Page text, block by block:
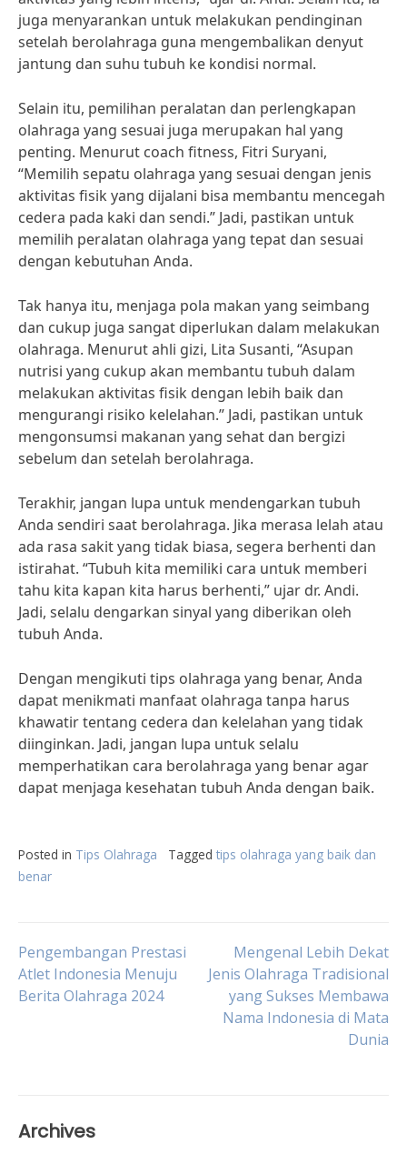
juga menyarankan untuk melakukan pendinginan
setelah berolahraga guna mengembalikan denyut
jantung dan suhu tubuh ke kondisi normal.
Selain itu, pemilihan peralatan dan perlengkapan
olahraga yang sesuai juga merupakan hal yang
penting. Menurut coach fitness, Fitri Suryani,
“Memilih sepatu olahraga yang sesuai dengan jenis
aktivitas fisik yang dijalani bisa membantu mencegah
cedera pada kaki dan sendi.” Jadi, pastikan untuk
memilih peralatan olahraga yang tepat dan sesuai
dengan kebutuhan Anda.
Tak hanya itu, menjaga pola makan yang seimbang
dan cukup juga sangat diperlukan dalam melakukan
olahraga. Menurut ahli gizi, Lita Susanti, “Asupan
nutrisi yang cukup akan membantu tubuh dalam
melakukan aktivitas fisik dengan lebih baik dan
mengurangi risiko kelelahan.” Jadi, pastikan untuk
mengonsumsi makanan yang sehat dan bergizi
sebelum dan setelah berolahraga.
Terakhir, jangan lupa untuk mendengarkan tubuh
Anda sendiri saat berolahraga. Jika merasa lelah atau
ada rasa sakit yang tidak biasa, segera berhenti dan
istirahat. “Tubuh kita memiliki cara untuk memberi
tahu kita kapan kita harus berhenti,” ujar dr. Andi.
Jadi, selalu dengarkan sinyal yang diberikan oleh
tubuh Anda.
Dengan mengikuti tips olahraga yang benar, Anda
dapat menikmati manfaat olahraga tanpa harus
khawatir tentang cedera dan kelelahan yang tidak
diinginkan. Jadi, jangan lupa untuk selalu
memperhatikan cara berolahraga yang benar agar
dapat menjaga kesehatan tubuh Anda dengan baik.
Posted in Tips Olahraga Tagged tips olahraga yang baik dan
benar
Post
navigation
Pengembangan Prestasi
Atlet Indonesia Menuju
Berita Olahraga 2024
Mengenal Lebih Dekat
Jenis Olahraga Tradisional
yang Sukses Membawa
Nama Indonesia di Mata
Dunia
Archives